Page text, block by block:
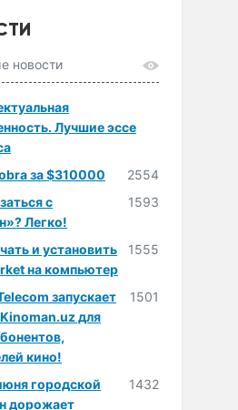
новости
Лучшие эссе
за $310000
2554
с
Легко!
1593
и установить
на компьютер
1555
запускает
для
кино!
1501
городской
дорожает
1432